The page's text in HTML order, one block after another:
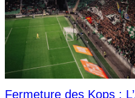
Fermeture des Kops :